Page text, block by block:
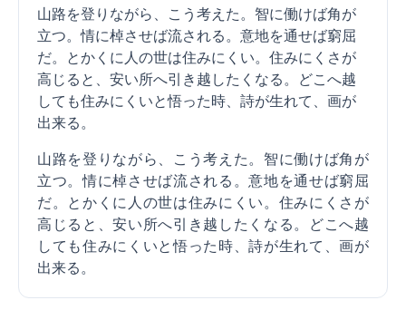
山路を登りながら、こう考えた。智に働けば角が
立つ。情に棹させば流される。意地を通せば窮屈
だ。とかくに人の世は住みにくい。住みにくさが
高じると、安い所へ引き越したくなる。どこへ越
しても住みにくいと悟った時、詩が生れて、画が
出来る。
山路を登りながら、こう考えた。智に働けば角が
立つ。情に棹させば流される。意地を通せば窮屈
だ。とかくに人の世は住みにくい。住みにくさが
高じると、安い所へ引き越したくなる。どこへ越
しても住みにくいと悟った時、詩が生れて、画が
出来る。